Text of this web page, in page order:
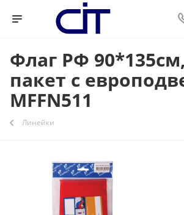
Флаг РФ 90*135см,
пакет с
MFFN511
Линейки